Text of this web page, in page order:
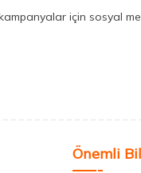
için sosyal
Önemli